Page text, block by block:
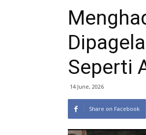
Seperti
14 June, 2026
Share on Facebook